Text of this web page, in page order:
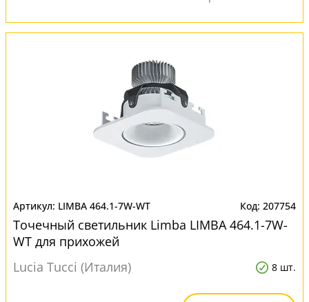
LIMBA 464.1-7W-WT 207754
Точечный светильник Limba LIMBA 464.1-7W-
WT для прихожей
Lucia Tucci (Италия)
8 шт.